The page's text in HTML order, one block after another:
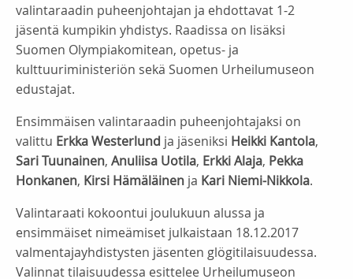
valintaraadin puheenjohtajan ja ehdottavat 1-2
jäsentä kumpikin yhdistys. Raadissa on lisäksi
Suomen Olympiakomitean, opetus- ja
kulttuuriministeriön sekä Suomen Urheilumuseon
edustajat.
Ensimmäisen valintaraadin puheenjohtajaksi on
valittu Erkka Westerlund ja jäseniksi Heikki Kantola,
Sari Tuunainen, Anuliisa Uotila, Erkki Alaja, Pekka
Honkanen, Kirsi Hämäläinen ja Kari Niemi-Nikkola.
Valintaraati kokoontui joulukuun alussa ja
ensimmäiset nimeämiset julkaistaan 18.12.2017
valmentajayhdistysten jäsenten glögitilaisuudessa.
Valinnat tilaisuudessa esittelee Urheilumuseon